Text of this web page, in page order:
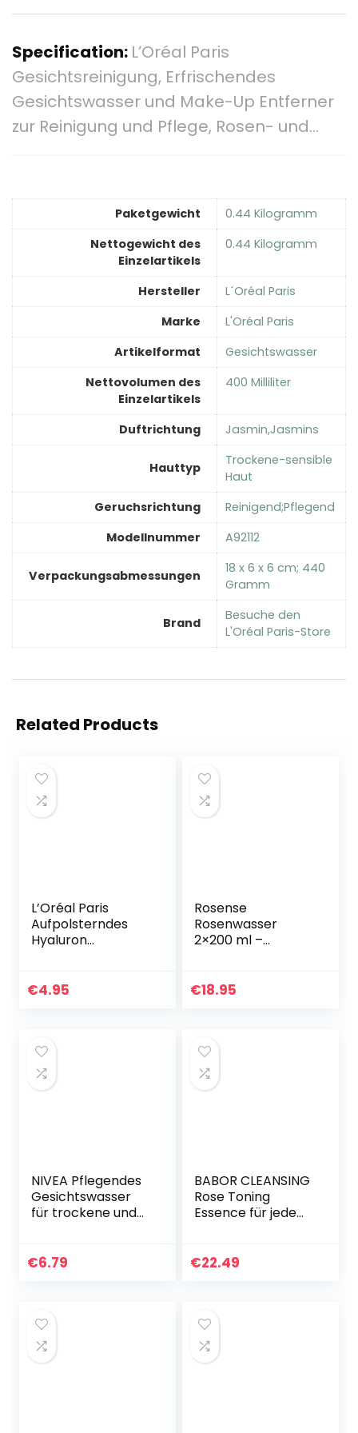
Specification: L’Oréal Paris
Gesichtsreinigung, Erfrischendes
Gesichtswasser und Make-Up Entferner
zur Reinigung und Pflege, Rosen- und…
Paketgewicht
‎0.44 Kilogramm
Nettogewicht des
Einzelartikels
‎0.44 Kilogramm
Hersteller
‎L´Oréal Paris
Marke
‎L'Oréal Paris
Artikelformat
‎Gesichtswasser
Nettovolumen des
Einzelartikels
‎400 Milliliter
Duftrichtung ‎Jasmin,Jasmins
Hauttyp
‎Trockene-sensible
Haut
Geruchsrichtung
‎Reinigend;Pflegend
Modellnummer
‎A92112
Verpackungsabmessungen
‎18 x 6 x 6 cm; 440
Gramm
Brand
Besuche den
L'Oréal Paris-Store
Related Products
L’Oréal Paris
Aufpolsterndes
Hyaluron
Gesichtsreinigung,
€4.95
Rosense
Rosenwasser
2×200 ml –
Gesichtswasser
100…
€18.95
NIVEA Pflegendes
Gesichtswasser
für trockene und
Gesichtspflege
€6.79
BABOR CLEANSING
Rose Toning
Essence für jede
beruhigendes
€22.49